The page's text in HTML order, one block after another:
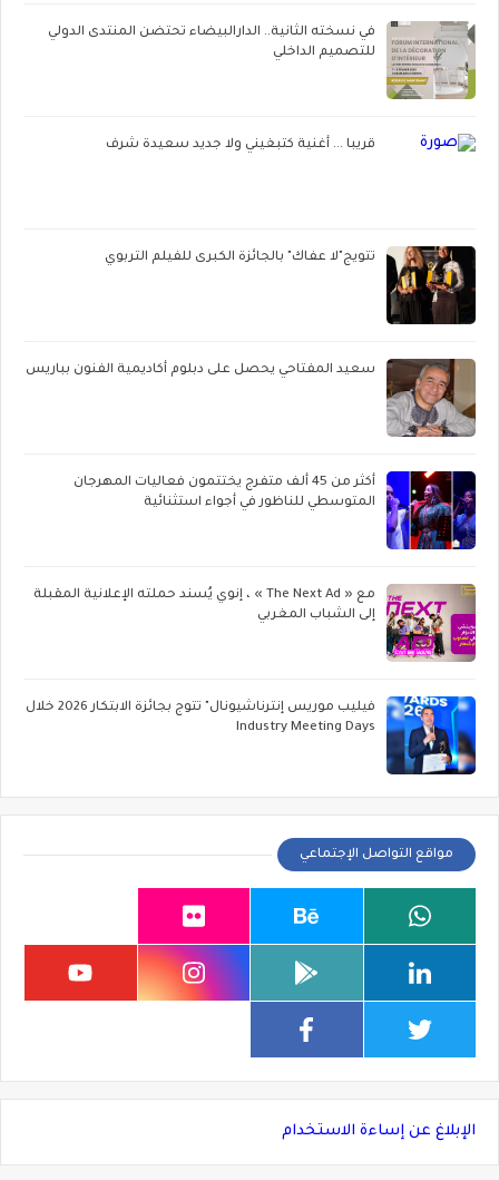
في نسخته الثانية.. الدارالبيضاء تحتضن المنتدى الدولي
للتصميم الداخلي
قريبا ... أغنية كتبغيني ولا جديد سعيدة شرف
تتويج"لا عفاك" بالجائزة الكبرى للفيلم التربوي
سعيد المفتاحي يحصل على دبلوم أكاديمية الفنون بباريس
أكثر من 45 ألف متفرج يختتمون فعاليات المهرجان
المتوسطي للناظور في أجواء استثنائية
مع « The Next Ad » ، إنوي يُسند حملته الإعلانية المقبلة
إلى الشباب المغربي
فيليب موريس إنترناشيونال" تتوج بجائزة الابتكار 2026 خلال
Industry Meeting Days
مواقع التواصل الإجتماعي
الإبلاغ عن إساءة الاستخدام